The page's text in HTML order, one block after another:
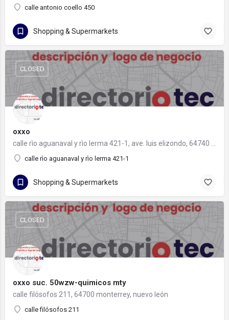
calle antonio coello 450
Shopping & Supermarkets
oxxo
calle rìo aguanaval y rìo lerma 421-1
CLOSED
Shopping & Supermarkets
oxxo suc. 50wzw-quimicos mty
calle filósofos 211, 64700 monterrey, nuevo león
calle filósofos 211
CLOSED